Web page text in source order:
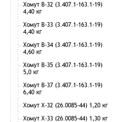
Хомут В-32 (3.407.1-163.1-19)
4,40 кг
Хомут В-33 (3.407.1-163.1-19)
4,40 кг
Хомут В-34 (3.407.1-163.1-19)
4,60 кг
Хомут В-35 (3.407.1-163.1-19)
5,0 кг
Хомут В-37 (3.407.1-163.1-19)
6,40 кг
Хомут Х-32 (26.0085-44) 1,20 кг
Хомут Х-33 (26.0085-44) 1,30 кг